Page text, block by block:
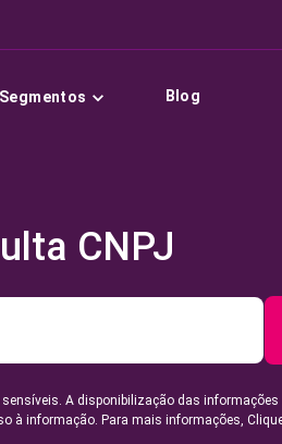
Segmentos Blog
CNPJ
A disponibilização das informações
à informação. Para mais informações,